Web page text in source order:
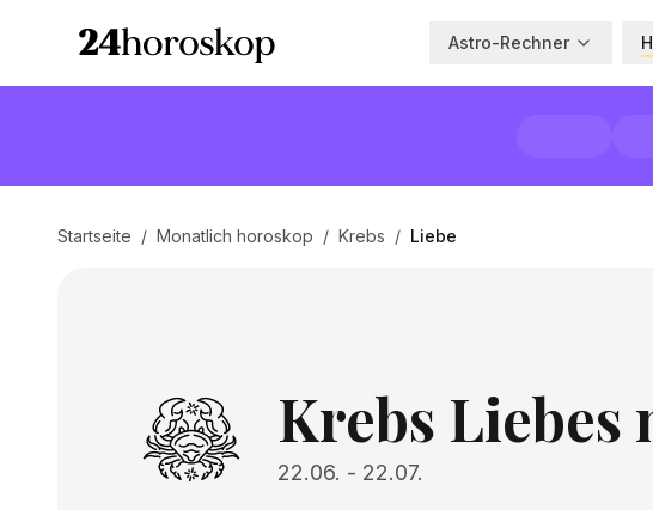
Astro-Rechner
Startseite / Monatlich horoskop / Krebs / Liebe
Krebs
22.06. - 22.07.